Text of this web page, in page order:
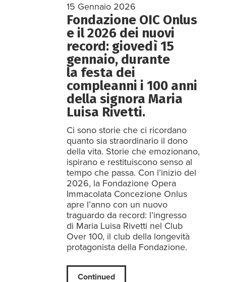
15 Gennaio 2026
Fondazione OIC Onlus
e il 2026 dei nuovi
record: giovedì 15
gennaio, durante
la festa dei
compleanni i 100 anni
della signora Maria
Luisa Rivetti.
Ci sono storie che ci ricordano
quanto sia straordinario il dono
della vita. Storie che emozionano,
ispirano e restituiscono senso al
tempo che passa. Con l’inizio del
2026, la Fondazione Opera
Immacolata Concezione Onlus
apre l’anno con un nuovo
traguardo da record: l’ingresso
di Maria Luisa Rivetti nel Club
Over 100, il club della longevità
protagonista della Fondazione.
Continued